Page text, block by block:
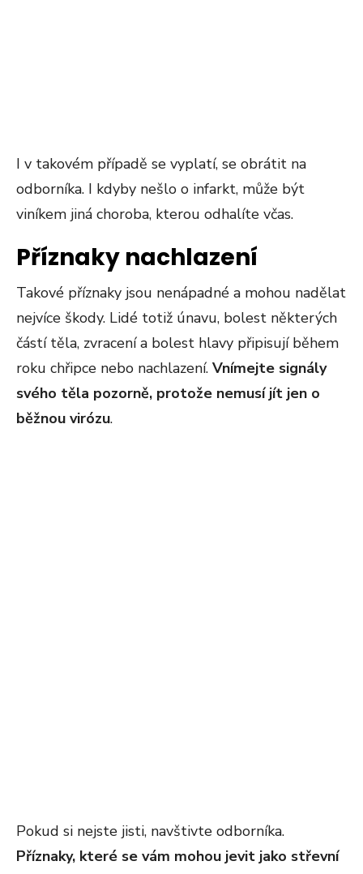
I v takovém případě se vyplatí, se obrátit na
odborníka. I kdyby nešlo o infarkt, může být
viníkem jiná choroba, kterou odhalíte včas.
Příznaky nachlazení
Takové příznaky jsou nenápadné a mohou nadělat
nejvíce škody. Lidé totiž únavu, bolest některých
částí těla, zvracení a bolest hlavy připisují během
roku chřipce nebo nachlazení. Vnímejte signály
svého těla pozorně, protože nemusí jít jen o
běžnou virózu.
Pokud si nejste jisti, navštivte odborníka.
Příznaky, které se vám mohou jevit jako střevní